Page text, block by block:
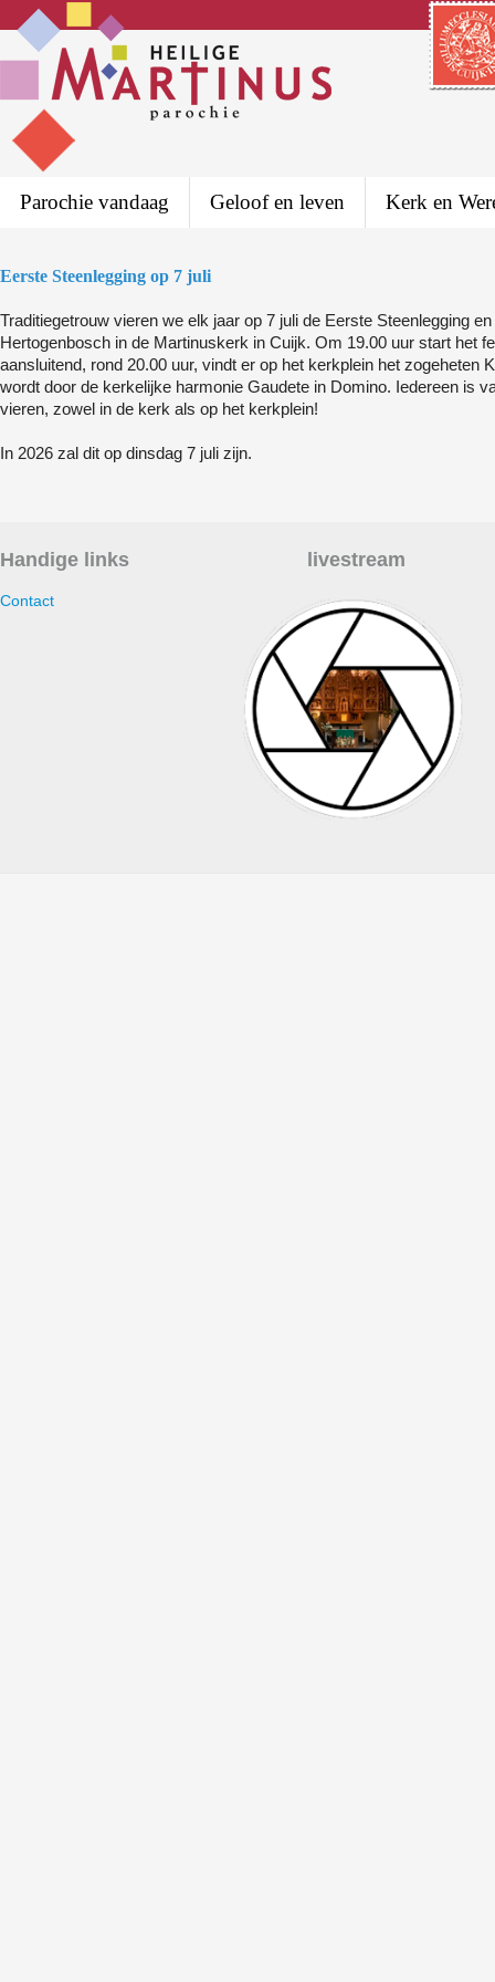
Parochie vandaag Geloof en leven Kerk en
Eerste Steenlegging op 7 juli
Traditiegetrouw vieren we elk jaar op 7 juli de Eerste Steenlegging
Hertogenbosch in de Martinuskerk in Cuijk. Om 19.00 uur start het
aansluitend, rond 20.00 uur, vindt er op het kerkplein het zogeheten
wordt door de kerkelijke harmonie Gaudete in Domino. Iedereen is
vieren, zowel in de kerk als op het kerkplein!
In 2026 zal dit op dinsdag 7 juli zijn.
Handige links
Contact
livestream